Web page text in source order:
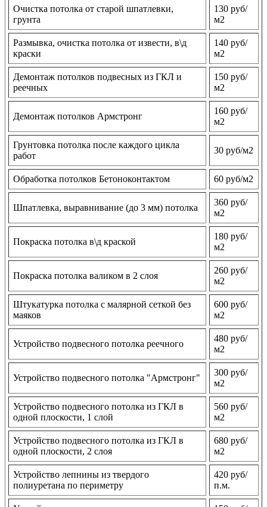
Очистка потолка от старой шпатлевки,
грунта
130 руб/
м2
Размывка, очистка потолка от извести, в\д
краски
140 руб/
м2
Демонтаж потолков подвесных из ГКЛ и
реечных
150 руб/
м2
Демонтаж потолков Армстронг
160 руб/
м2
Грунтовка потолка после каждого цикла
работ
30 руб/м2
Обработка потолков Бетоноконтактом 60 руб/м2
Шпатлевка, выравнивание (до 3 мм) потолка
360 руб/
м2
Покраска потолка в\д краской
180 руб/
м2
Покраска потолка валиком в 2 слоя
260 руб/
м2
Штукатурка потолка с малярной сеткой без
маяков
600 руб/
м2
Устройство подвесного потолка реечного
480 руб/
м2
Устройство подвесного потолка "Армстронг"
300 руб/
м2
Устройство подвесного потолка из ГКЛ в
одной плоскости, 1 слой
560 руб/
м2
Устройство подвесного потолка из ГКЛ в
одной плоскости, 2 слоя
680 руб/
м2
Устройство лепнины из твердого
полиуретана по периметру
420 руб/
п.м.